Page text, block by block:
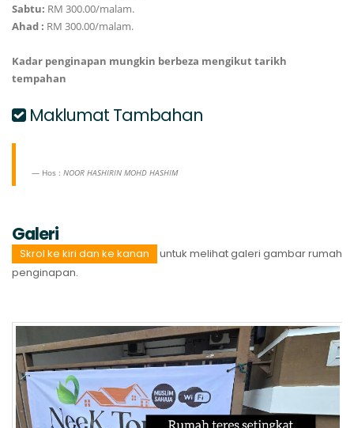
Sabtu: RM 300.00/malam.
Ahad : RM 300.00/malam.
Kadar penginapan mungkin berbeza mengikut tarikh
tempahan
Maklumat Tambahan
Hos : NOOR HASHIRIN MOHD HASHIM
Galeri
Skrol ke kiri dan ke kanan
untuk melihat galeri gambar rumah
penginapan.